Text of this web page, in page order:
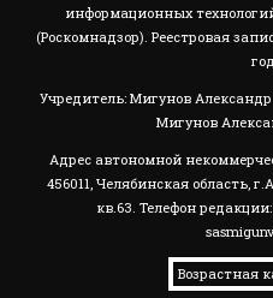
информационных
(Роскомнадзор). Реестровая
Учредитель: Мигунов
Мигунов
Адрес автономной
456011, Челябинская область,
кв.63. Телефон
Возрастная